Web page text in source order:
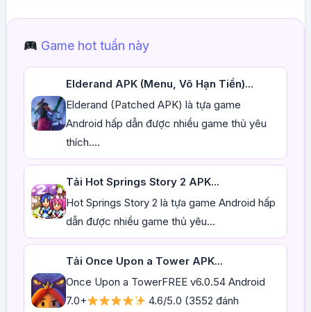
Game hot tuần này
Elderand APK (Menu, Vô Hạn Tiền)...
Elderand (Patched APK) là tựa game
Android hấp dẫn được nhiều game thủ yêu
thích....
Tải Hot Springs Story 2 APK...
Hot Springs Story 2 là tựa game Android hấp
dẫn được nhiều game thủ yêu...
Tải Once Upon a Tower APK...
Once Upon a TowerFREE v6.0.54 Android
7.0+
4.6/5.0 (3552 đánh